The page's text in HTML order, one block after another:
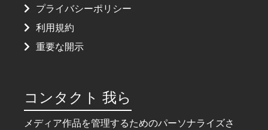
プライバシーポリシー
利用規約
重要な開示
コンタクト 我ら
メディア作品を管理するためのパーソナライズさ